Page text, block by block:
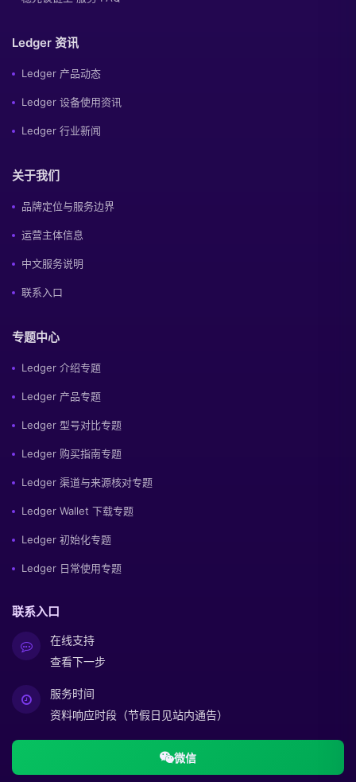
Ledger 资讯
Ledger 产品动态
Ledger 设备使用资讯
Ledger 行业新闻
关于我们
品牌定位与服务边界
运营主体信息
中文服务说明
联系入口
专题中心
Ledger 介绍专题
Ledger 产品专题
Ledger 型号对比专题
Ledger 购买指南专题
Ledger 渠道与来源核对专题
Ledger Wallet 下载专题
Ledger 初始化专题
Ledger 日常使用专题
联系入口
在线支持
查看下一步
服务时间
资料响应时段（节假日见站内通告）
微信